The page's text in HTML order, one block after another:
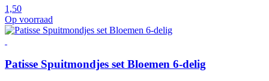
1,50
Op voorraad
Patisse Spuitmondjes set Bloemen 6-delig